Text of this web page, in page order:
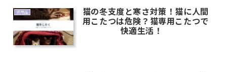
猫用品 猫の冬支度と寒さ対策！猫に人間
用こたつは危険？猫専用こたつで
快適生活！